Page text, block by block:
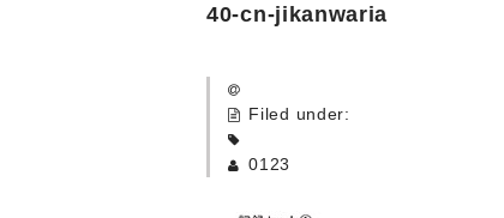
40-cn-jikanwaria
Filed under:
0123